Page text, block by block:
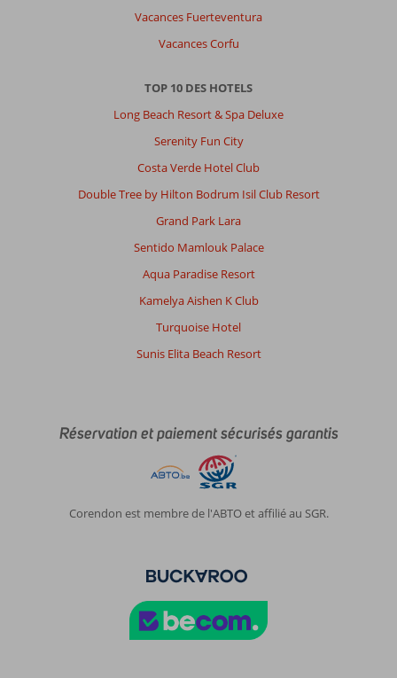
Vacances Fuerteventura
Vacances Corfu
TOP 10 DES HOTELS
Long Beach Resort & Spa Deluxe
Serenity Fun City
Costa Verde Hotel Club
Double Tree by Hilton Bodrum Isil Club Resort
Grand Park Lara
Sentido Mamlouk Palace
Aqua Paradise Resort
Kamelya Aishen K Club
Turquoise Hotel
Sunis Elita Beach Resort
Réservation et paiement sécurisés garantis
Corendon est membre de l'ABTO et affilié au SGR.